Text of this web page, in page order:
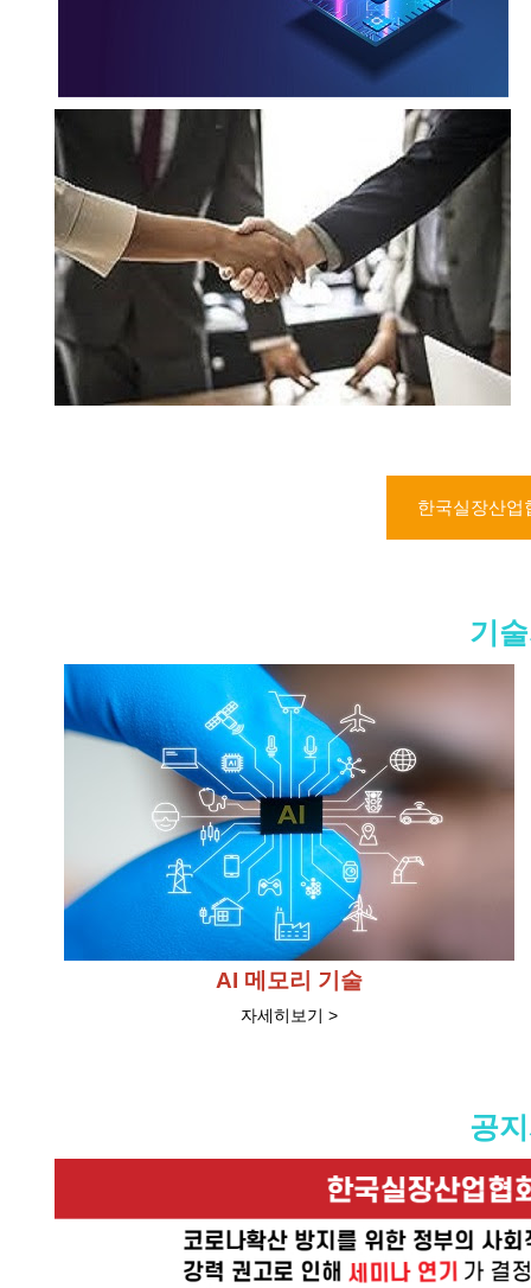
한국실장산업
기
AI 메모리 기술
자세히보기 >
공